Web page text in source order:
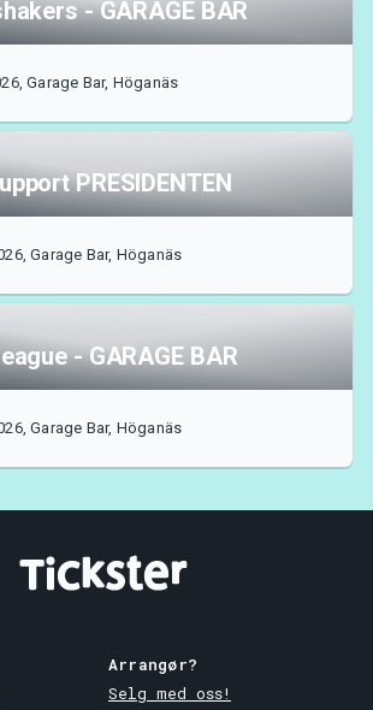
- GARAGE BAR
Garage Bar, Höganäs
PRESIDENTEN
Garage Bar, Höganäs
- GARAGE BAR
Garage Bar, Höganäs
Arrangør?
Selg med oss!